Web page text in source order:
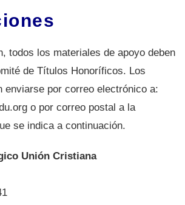
todos los materiales de apoyo deben
de Títulos Honoríficos. Los
enviarse por correo electrónico a:
o por correo postal a la
se indica a continuación.
Unión Cristiana